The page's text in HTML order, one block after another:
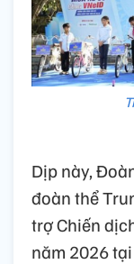
Dịp này,
đoàn thể
trợ Chiến
năm 2026